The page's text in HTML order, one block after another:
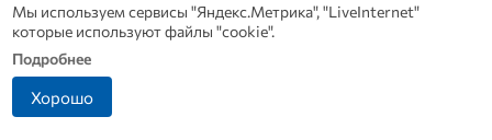
Мы используем сервисы "Яндекс.Метрика", "LiveInternet"
которые используют файлы "cookie".
Подробнее
Хорошо